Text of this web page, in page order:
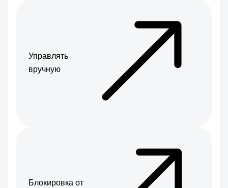
Управлять
вручную
Блокировка от